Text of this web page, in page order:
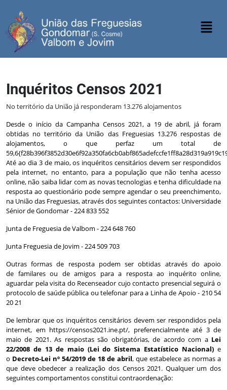
Inquéritos Censos 2021
No território da União já responderam 13.276 alojamentos
Desde o início da Campanha Censos 2021, a 19 de abril, já foram
obtidas no território da União das Freguesias 13.276 respostas de
alojamentos, o que perfaz um total de
Até ao dia 3 de maio, os inquéritos censitários devem ser respondidos
pela internet, no entanto, para a população que não tenha acesso
online, não saiba lidar com as novas tecnologias e tenha dificuldade na
resposta ao questionário pode sempre agendar o seu preenchimento,
na União das Freguesias, através dos seguintes contactos: Universidade
Sénior de Gondomar - 224 833 552
Junta de Freguesia de Valbom - 224 648 760
Junta Freguesia de Jovim - 224 509 703
Outras formas de resposta podem ser obtidas através do apoio
de familares ou de amigos para a resposta ao inquérito online,
aguardar pela visita do Recenseador cujo contacto presencial seguirá o
protocolo de saúde pública ou telefonar para a Linha de Apoio - 210 54
20 21
De lembrar que os inquéritos censitários devem ser respondidos pela
internet, em https://censos2021.ine.pt/, preferencialmente até 3 de
maio de 2021. As respostas são obrigatórias, de acordo com a Lei
22/2008 de 13 de maio (Lei do Sistema Estatístico Nacional) e
o Decreto-Lei nº 54/2019 de 18 de abril, que estabelece as normas a
que deve obedecer a realização dos Censos 2021. Qualquer um dos
seguintes comportamentos constitui contraordenação: